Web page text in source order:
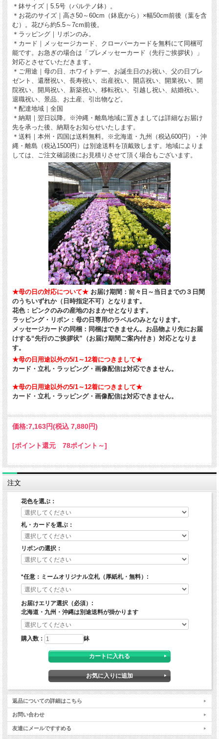
＊鉢サイズ｜5.5号（パルテノ鉢）。
＊お花のサイズ｜高さ50～60cm（鉢底から）×幅50cm前後（葉を含
む）。花びら約5.5～7cm前後。
＊ラッピング｜リボンのみ。
＊カード｜メッセージカード、クローバーカードを無料にて同梱可
能です。お急ぎの場合は「プレメッセーカード（先行ご挨拶状）」
対応とさせていただきます。
＊ご用途｜母の日、ホワイトデー、お誕生日のお祝い、父の日プレ
ゼント、還暦祝い、長寿祝い、出産祝い、開店祝い、開業祝い、開
院祝い、開局祝い、新築祝い、移転祝い、引越し祝い、結婚祝い、
退職祝い、景品、お土産、引出物など。
＊配達地域｜全国
＊納期｜翌日以降。※沖縄・離島地域に置きましては詳細なお届け
先を承った後、納期をお知らせいたします。
＊送料｜本州・四国は送料無料。※北海道・九州（税込600円）・沖
縄・離島（税込1500円）は別途送料を頂戴致します。地域によりま
しては、ご注文確認後にお見積りさせて頂く場合もございます。
★母の日の対応について★ お届け期間：前々日～当日までの３日間
のうちいずれか（日時指定不可）となります。
花色：ピンクのみの産地のおまかせとなります。
ラッピング・リボン：母の日専用のラベルのみとなります。
メッセージカードの同梱：同梱はできません。お品物より先にお届
けする“先行のご挨拶状”（お届け期間ご案内付き）対応となりま
す。
★母の日用途以外の5/1～12着につきまして★
カード・立札・ラッピング・画像配信は対応できません。
★母の日用途以外の5/1～12着につきまして★
カード・立札・ラッピング・画像配信は対応できません。
価格:7,163円(税込 7,880円)
[ポイント還元 78ポイント～]
注文
花色を選ぶ：
札・カードを選ぶ：
リボンの選択：
*任意：ミームオリジナル立札（厚紙札・無料）:
お届けエリア選択（必須）:
北海道・九州・沖縄は別途送料が掛かります
購入数： 鉢
返品についての詳細はこちら
お問い合わせ
友達にメールですすめる